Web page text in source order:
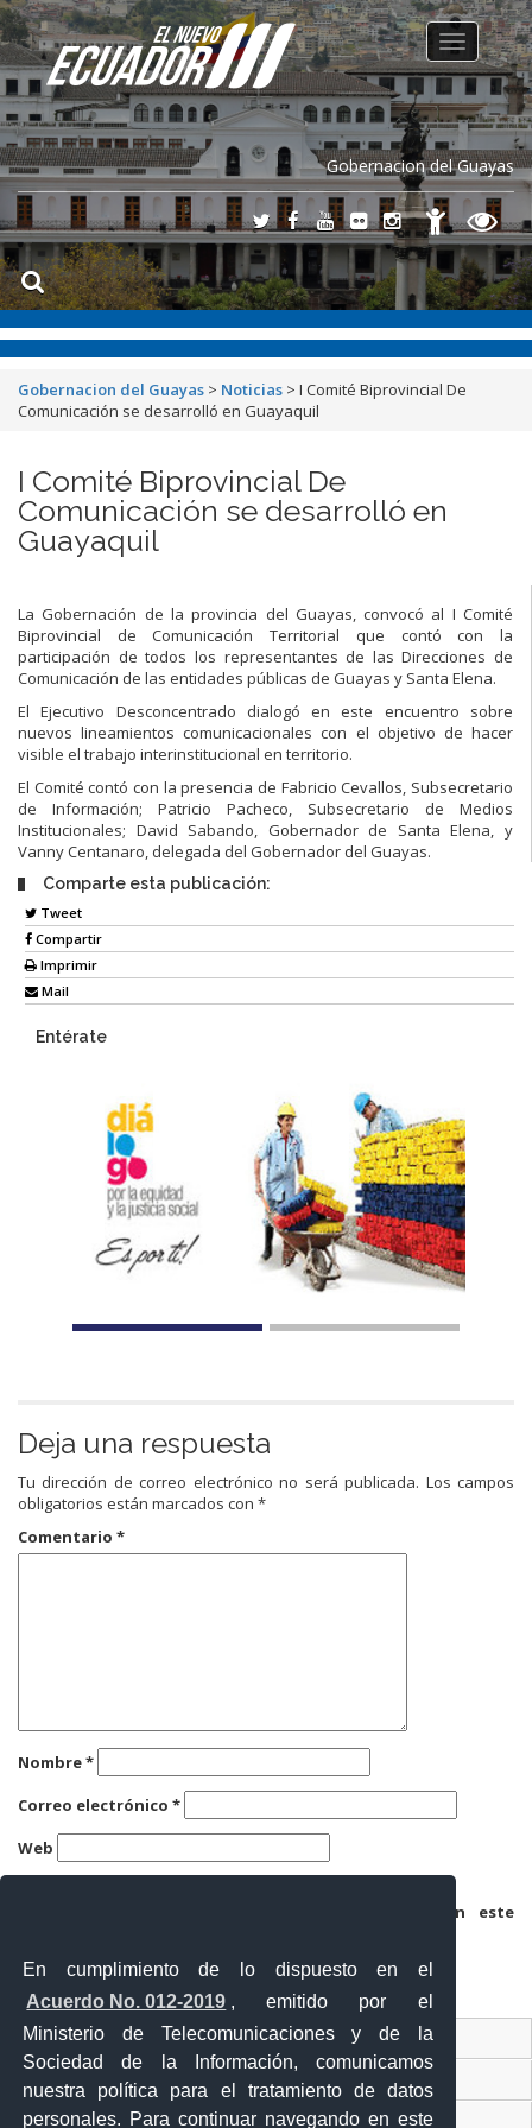
En cumplimiento de lo dispuesto en el
Acuerdo No. 012-2019 , emitido por el
Ministerio de Telecomunicaciones y de la
Sociedad de la Información, comunicamos
nuestra política para el tratamiento de datos
personales. Para continuar navegando en este
Gobernacion del Guayas
Toggle
navigation
Gobernacion del Guayas > Noticias > I Comité Biprovincial De
Comunicación se desarrolló en Guayaquil
I Comité Biprovincial De
Comunicación se desarrolló en
Guayaquil
La Gobernación de la provincia del Guayas, convocó al I Comité
Biprovincial de Comunicación Territorial que contó con la
participación de todos los representantes de las Direcciones de
Comunicación de las entidades públicas de Guayas y Santa Elena.
El Ejecutivo Desconcentrado dialogó en este encuentro sobre
nuevos lineamientos comunicacionales con el objetivo de hacer
visible el trabajo interinstitucional en territorio.
El Comité contó con la presencia de Fabricio Cevallos, Subsecretario
de Información; Patricio Pacheco, Subsecretario de Medios
Institucionales; David Sabando, Gobernador de Santa Elena, y
Vanny Centanaro, delegada del Gobernador del Guayas.
Comparte esta publicación:
Tweet
Compartir
Imprimir
Mail
Entérate
Deja una respuesta
Tu dirección de correo electrónico no será publicada. Los campos
obligatorios están marcados con *
Comentario *
Nombre*
Correo electrónico *
Web
Guarda mi nombre, correo electrónico y web en este
Ventanilla Única Virtual
Ventanilla Única de Comercio Exterior
Gobierno Abierto